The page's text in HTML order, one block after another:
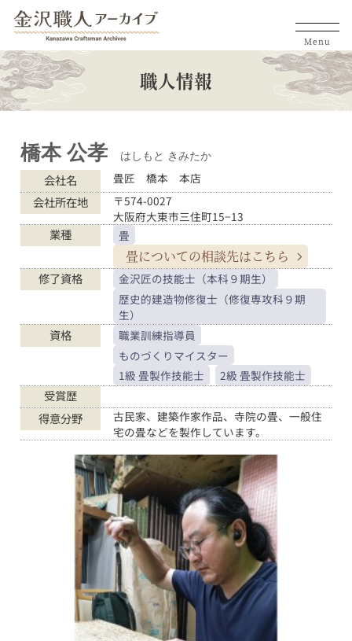
Menu
職人情報
橋本 公孝 はしもと きみたか
会社名 畳匠 橋本 本店
会社所在地
〒574-0027
大阪府大東市三住町15−13
業種 畳
畳についての相談先はこちら
修了資格
金沢匠の技能士（本科９期生）
歴史的建造物修復士（修復専攻科９期
生）
資格
職業訓練指導員
ものづくりマイスター
1級 畳製作技能士
2級 畳製作技能士
受賞歴
得意分野
古民家、建築作家作品、寺院の畳、一般住
宅の畳などを製作しています。